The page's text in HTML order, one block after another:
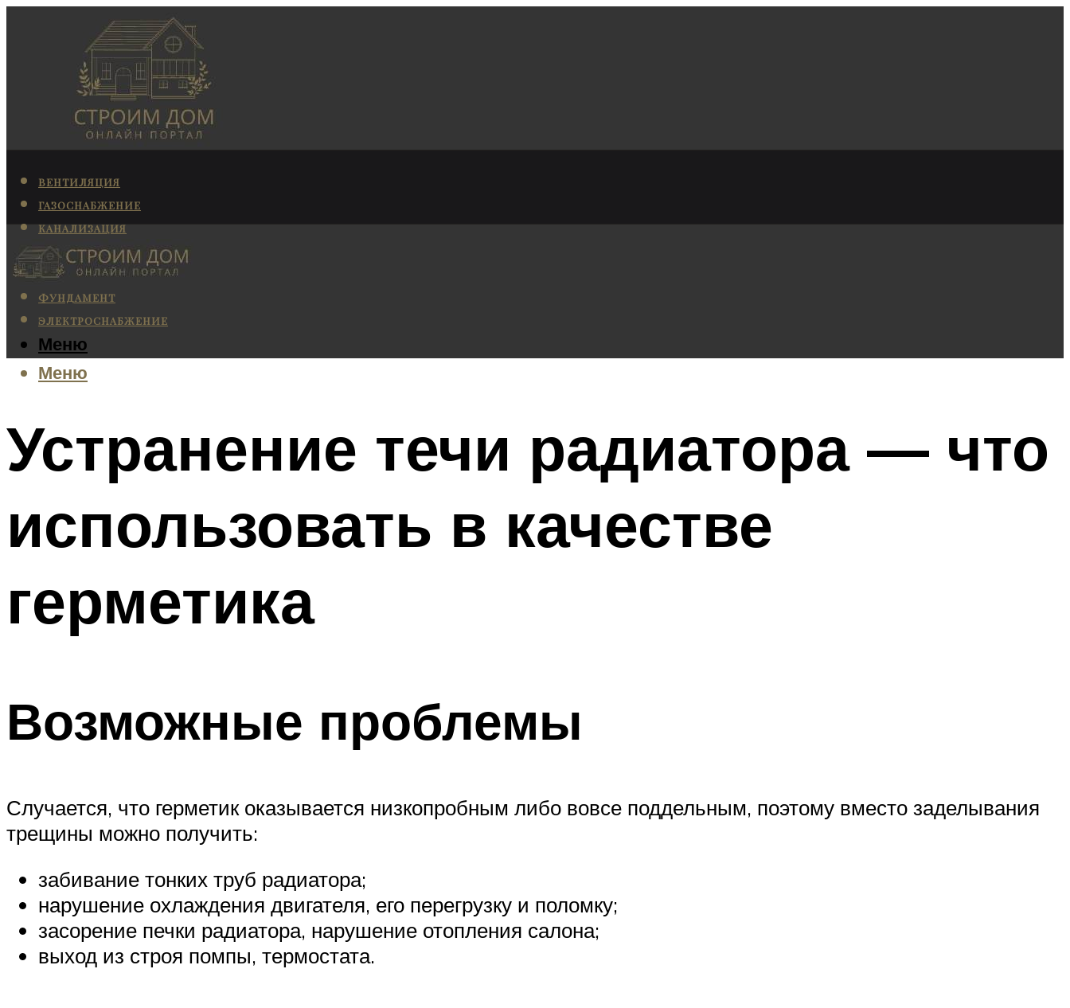
ВЕНТИЛЯЦИЯ
ГАЗОСНАБЖЕНИЕ
КАНАЛИЗАЦИЯ
КОНДИЦИОНИРОВАНИЕ
ОТОПЛЕНИЕ
ФУНДАМЕНТ
ЭЛЕКТРОСНАБЖЕНИЕ
Меню
Меню
Устранение течи радиатора — что
использовать в качестве
герметика
Возможные проблемы
Случается, что герметик оказывается низкопробным либо вовсе поддельным, поэтому вместо заделывания
трещины можно получить:
забивание тонких труб радиатора;
нарушение охлаждения двигателя, его перегрузку и поломку;
засорение печки радиатора, нарушение отопления салона;
выход из строя помпы, термостата.